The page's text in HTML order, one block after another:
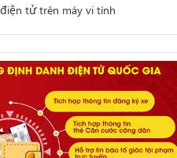
tử trên máy vi tính